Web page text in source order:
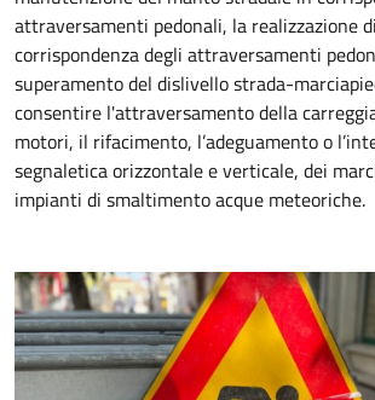
attraversamenti pedonali, la realizzazione
corrispondenza degli attraversamenti
superamento del dislivello strada-
consentire l'attraversamento della
motori, il rifacimento, l’adeguamento o
segnaletica orizzontale e verticale, dei
impianti di smaltimento acque meteoriche.